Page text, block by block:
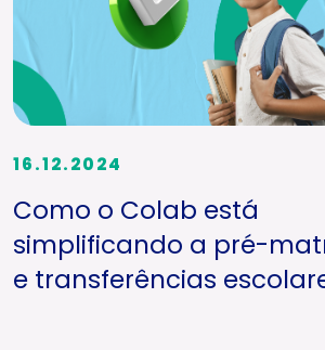
16.12.2024
Como o Colab está
simplificando a pré-
e transferências